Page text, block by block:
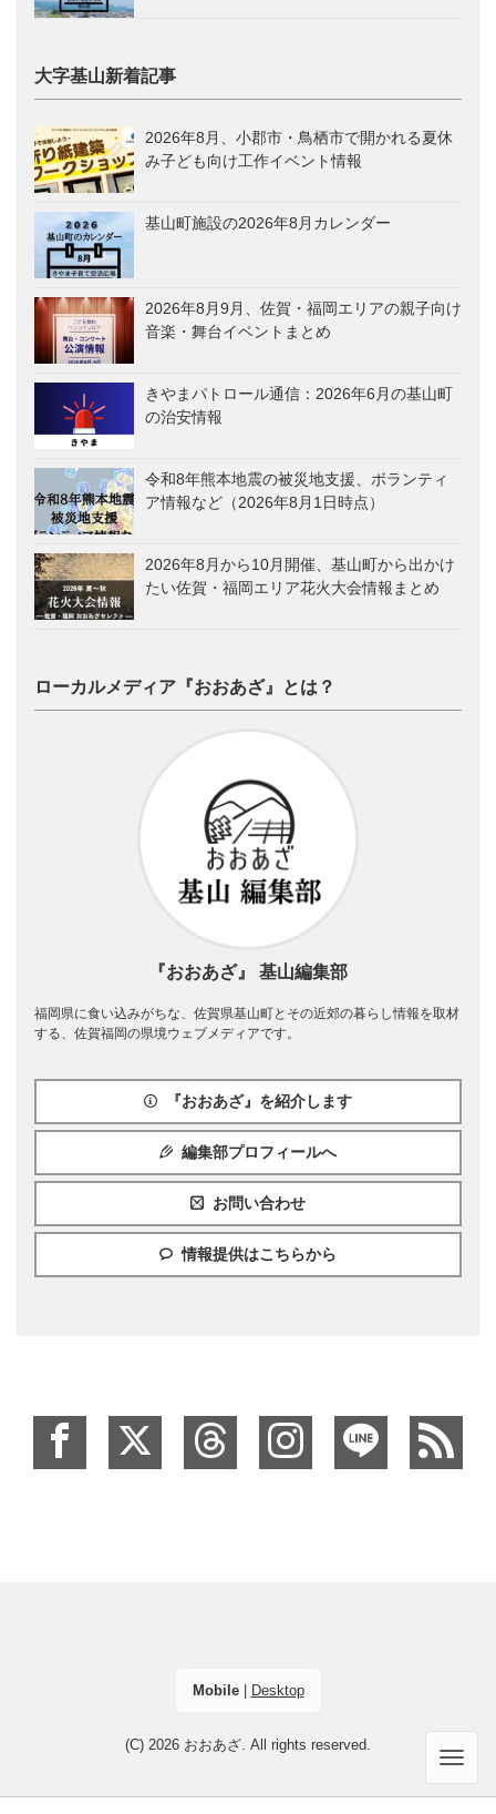
大字基山新着記事
2026年8月、小郡市・鳥栖市で開かれる夏休
み子ども向け工作イベント情報
基山町施設の2026年8月カレンダー
2026年8月9月、佐賀・福岡エリアの親子向け
音楽・舞台イベントまとめ
きやまパトロール通信：2026年6月の基山町
の治安情報
令和8年熊本地震の被災地支援、ボランティ
ア情報など（2026年8月1日時点）
2026年8月から10月開催、基山町から出かけ
たい佐賀・福岡エリア花火大会情報まとめ
ローカルメディア『おおあざ』とは？
『おおあざ』 基山編集部
福岡県に食い込みがちな、佐賀県基山町とその近郊の暮らし情報を取材
する、佐賀福岡の県境ウェブメディアです。
『おおあざ』を紹介します
編集部プロフィールへ
お問い合わせ
情報提供はこちらから
Mobile| Desktop
(C) 2026 おおあざ . All rights reserved.